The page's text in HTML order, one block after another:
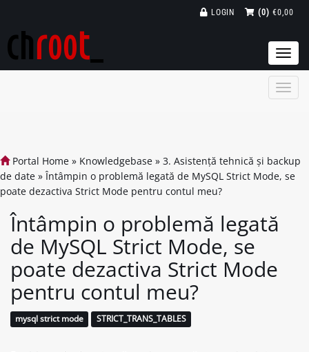
(0) €0,00
LOGIN
Portal Home » Knowledgebase » 3. Asistență tehnică și backup
de date »Întâmpin o problemă legată de MySQL Strict Mode, se
poate dezactiva Strict Mode pentru contul meu?
Întâmpin o problemă legată
de MySQL Strict Mode, se
poate dezactiva Strict Mode
pentru contul meu?
mysql strict mode STRICT_TRANS_TABLES